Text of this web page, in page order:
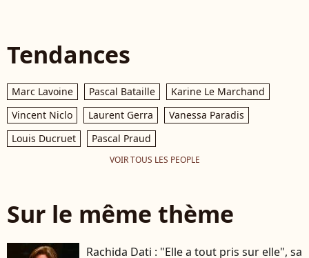
Tendances
Marc Lavoine Pascal Bataille
Karine Le Marchand
Vincent Niclo
Laurent Gerra
Vanessa Paradis
Louis Ducruet
Pascal Praud
VOIR TOUS LES PEOPLE
Sur le même thème
Rachida Dati : "Elle a tout pris sur elle", sa